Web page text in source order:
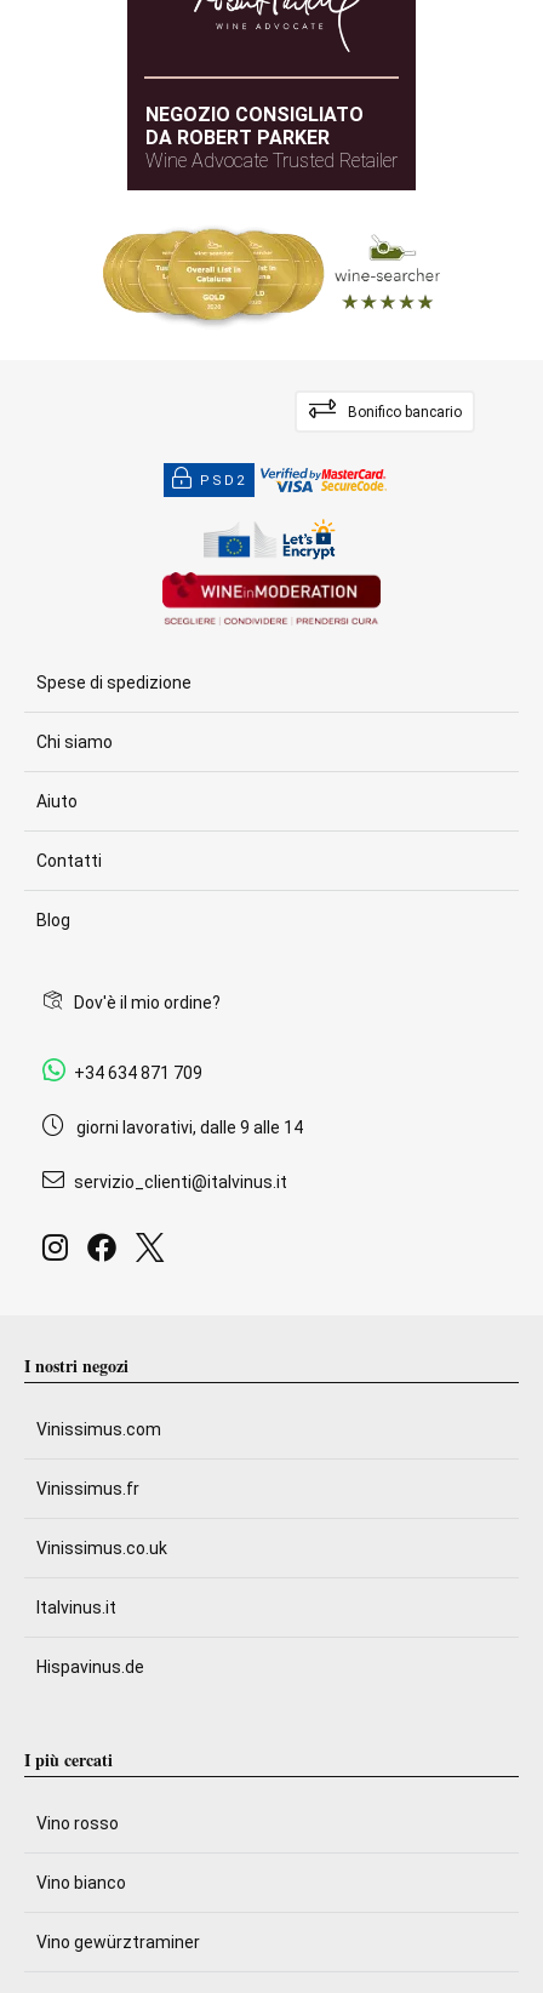
NEGOZIO CONSIGLIATO
DA ROBERT PARKER
Wine Advocate Trusted Retailer
Bonifico bancario
PSD2
Spese di spedizione
Chi siamo
Aiuto
Contatti
Blog
Dov'è il mio ordine?
+34 634 871 709
giorni lavorativi, dalle 9 alle 14
servizio_clienti@italvinus.it
I nostri negozi
Vinissimus.com
Vinissimus.fr
Vinissimus.co.uk
Italvinus.it
Hispavinus.de
I più cercati
Vino rosso
Vino bianco
Vino gewürztraminer